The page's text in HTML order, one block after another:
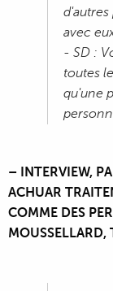
avec
- SD :
toutes
qu'une
– INTERVIEW,
ACHUAR
COMME DES
MOUSSELLARD,